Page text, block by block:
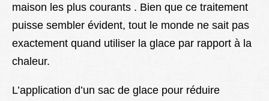
maison les plus courants . Bien que ce traitement
puisse sembler évident, tout le monde ne sait pas
exactement quand utiliser la glace par rapport à la
chaleur.
L’application d’un sac de glace pour réduire